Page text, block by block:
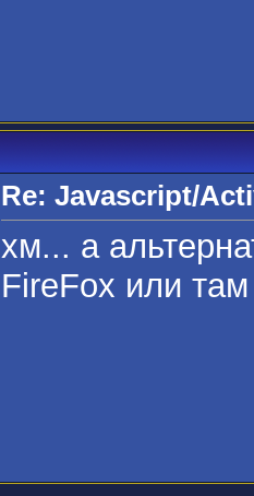
Re: Javascript/
хм... а
FireFox или